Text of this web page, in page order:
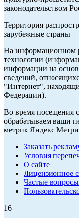
законодательством
Территория
зарубежные страны
На информационном
технологии
информации на
сведений,
"Интернет",
Федерации).
Во время посещения
обрабатываем ваши
метрик Яндекс
Заказать
Условия
О сайте
Лицензионное
Частые вопросы
16+